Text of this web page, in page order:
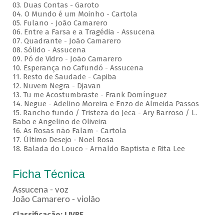
03. Duas Contas - Garoto
04. O Mundo é um Moinho - Cartola
05. Fulano - João Camarero
06. Entre a Farsa e a Tragédia - Assucena
07. Quadrante - João Camarero
08. Sólido - Assucena
09. Pó de Vidro - João Camarero
10. Esperança no Cafundó - Assucena
11. Resto de Saudade - Capiba
12. Nuvem Negra - Djavan
13. Tu me Acostumbraste - Frank Domínguez
14. Negue - Adelino Moreira e Enzo de Almeida Passos
15. Rancho fundo / Tristeza do Jeca - Ary Barroso / L.
Babo e Angelino de Oliveira
16. As Rosas não Falam - Cartola
17. Último Desejo - Noel Rosa
18. Balada do Louco - Arnaldo Baptista e Rita Lee
Ficha Técnica
Assucena - voz
João Camarero - violão